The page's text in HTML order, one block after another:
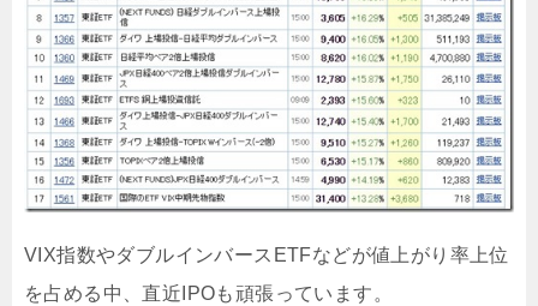
VIX指数やダブルインバースETFなどが値上がり率上位
を占める中、直近IPOも頑張っています。